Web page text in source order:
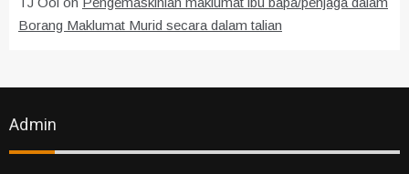
Borang Maklumat Murid secara dalam talian
Admin